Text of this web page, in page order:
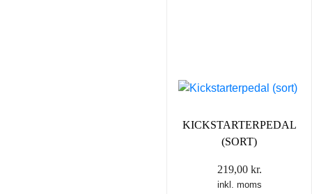
KICKSTARTERPEDAL
(SORT)
219,00 kr.
inkl. moms